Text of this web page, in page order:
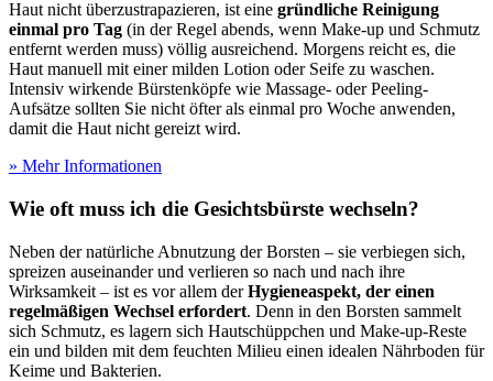
Haut nicht überzustrapazieren, ist eine gründliche Reinigung
einmal pro Tag (in der Regel abends, wenn Make-up und Schmutz
entfernt werden muss) völlig ausreichend. Morgens reicht es, die
Haut manuell mit einer milden Lotion oder Seife zu waschen.
Intensiv wirkende Bürstenköpfe wie Massage- oder Peeling-
Aufsätze sollten Sie nicht öfter als einmal pro Woche anwenden,
damit die Haut nicht gereizt wird.
» Mehr Informationen
Wie oft muss ich die Gesichtsbürste wechseln?
Neben der natürliche Abnutzung der Borsten – sie verbiegen sich,
spreizen auseinander und verlieren so nach und nach ihre
Wirksamkeit – ist es vor allem derHygieneaspekt, der einen
regelmäßigen Wechsel erfordert. Denn in den Borsten sammelt
sich Schmutz, es lagern sich Hautschüppchen und Make-up-Reste
ein und bilden mit dem feuchten Milieu einen idealen Nährboden für
Keime und Bakterien.